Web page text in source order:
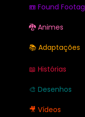
📼 Found
🐉 Animes
📚 Adaptações
📖 Histórias
🎨 Desenhos
🎥 Vídeos